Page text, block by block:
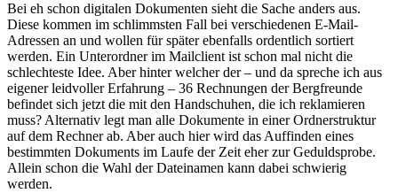
Bei eh schon digitalen Dokumenten sieht die Sache anders aus.
Diese kommen im schlimmsten Fall bei verschiedenen E-Mail-
Adressen an und wollen für später ebenfalls ordentlich sortiert
werden. Ein Unterordner im Mailclient ist schon mal nicht die
schlechteste Idee. Aber hinter welcher der – und da spreche ich aus
eigener leidvoller Erfahrung – 36 Rechnungen der Bergfreunde
befindet sich jetzt die mit den Handschuhen, die ich reklamieren
muss? Alternativ legt man alle Dokumente in einer Ordnerstruktur
auf dem Rechner ab. Aber auch hier wird das Auffinden eines
bestimmten Dokuments im Laufe der Zeit eher zur Geduldsprobe.
Allein schon die Wahl der Dateinamen kann dabei schwierig
werden.